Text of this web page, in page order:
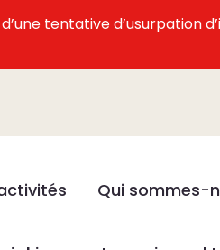
tentative d’usurpation
Qui sommes-